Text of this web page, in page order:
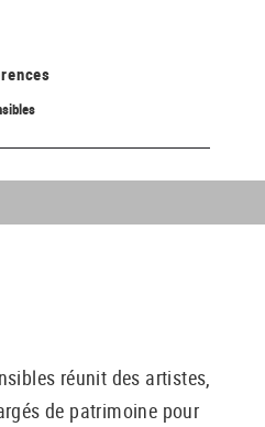
réunit des artistes,
de patrimoine pour